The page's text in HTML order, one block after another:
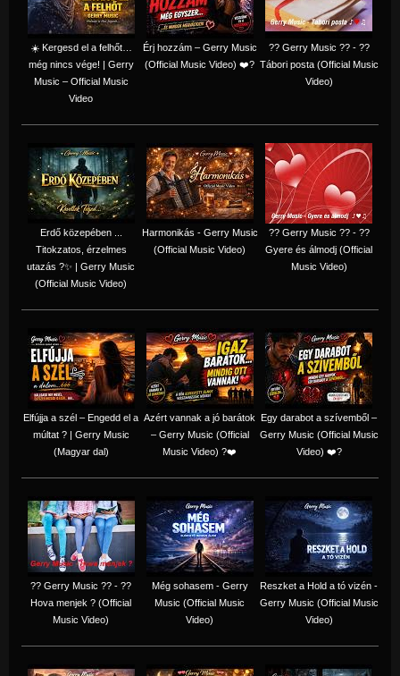
☀️ Kergesd el a felhőt…
még nincs vége! | Gerry
Music – Official Music
Video
Érj hozzám – Gerry Music
(Official Music Video) ❤️?
?? Gerry Music ?? - ??
Tábori posta (Official Music
Video)
Erdő közepében ...
Titokzatos, érzelmes
utazás ?✨ | Gerry Music
(Official Music Video)
Harmonikás - Gerry Music
(Official Music Video)
?? Gerry Music ?? - ??
Gyere és álmodj (Official
Music Video)
Elfújja a szél – Engedd el a
múltat ? | Gerry Music
(Magyar dal)
Azért vannak a jó barátok
– Gerry Music (Official
Music Video) ?❤️
Egy darabot a szívemből –
Gerry Music (Official Music
Video) ❤️?
?? Gerry Music ?? - ??
Hova menjek ? (Official
Music Video)
Még sohasem - Gerry
Music (Official Music
Video)
Reszket a Hold a tó vizén -
Gerry Music (Official Music
Video)